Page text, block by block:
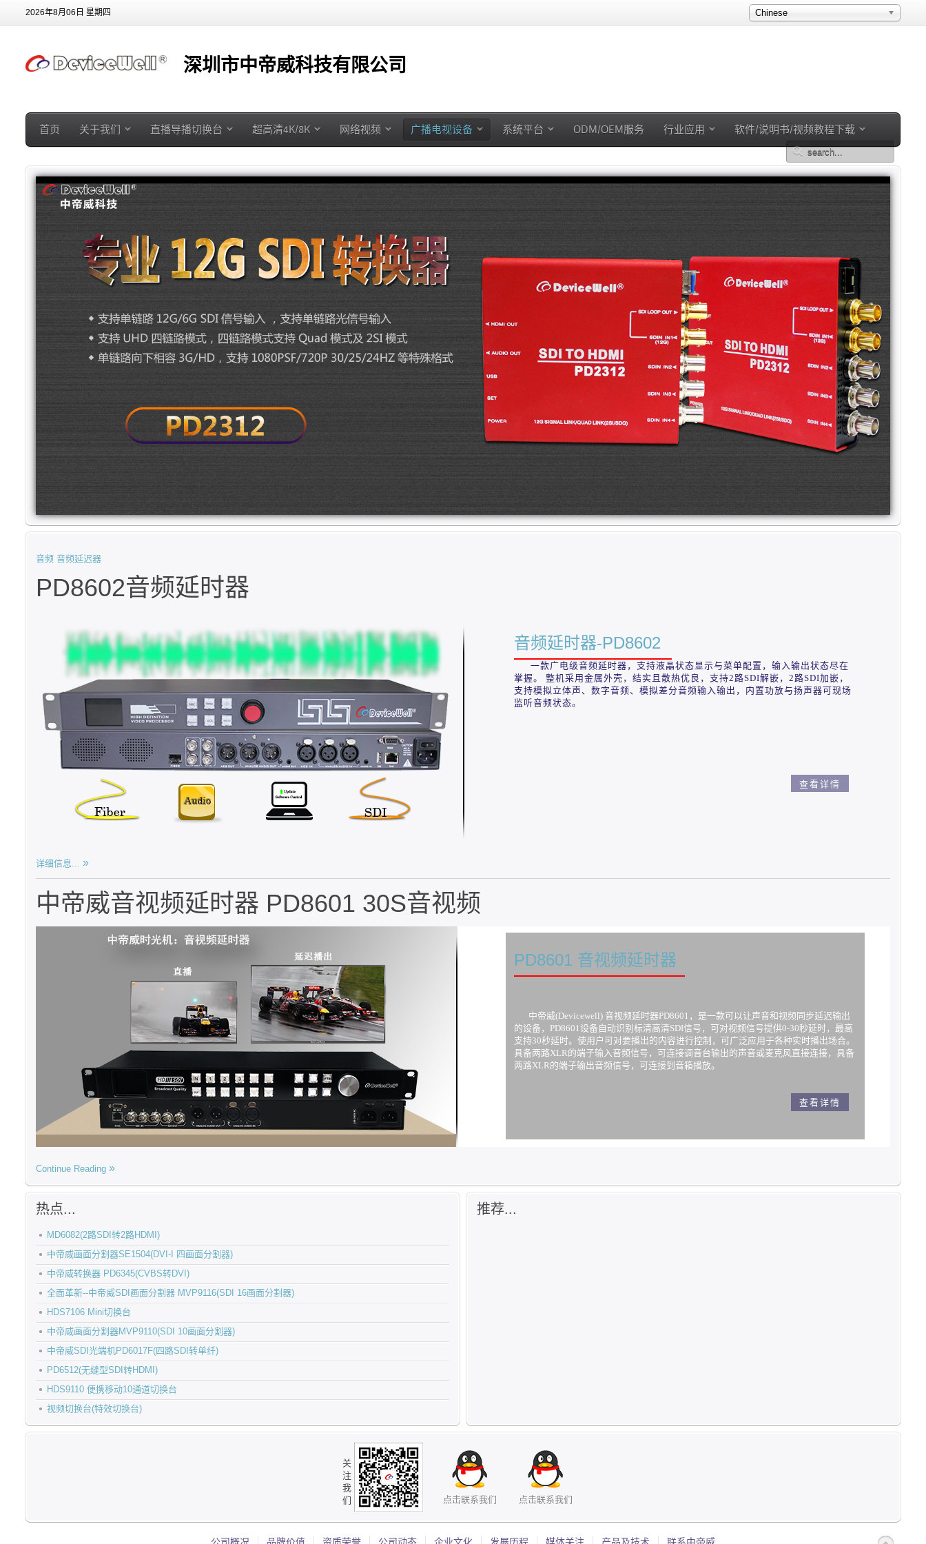
2026年8月06日 星期四 Chinese
深圳市中帝威科技有限公司
首页 关于我们 直播导播切换台 超高清4K/8K 网络视频 广播电视设备 系统平台 ODM/OEM服务 行业应用 软件/说明书/视频教程下载
音频 音频延迟器
PD8602音频延时器
音频延时器-PD8602
一款广电级音频延时器，支持液晶状态显示与菜单配置，输入输出状态尽在
掌握。 整机采用金属外壳，结实且散热优良，支持2路SDI解嵌，2路SDI加嵌，
支持模拟立体声、数字音频、模拟差分音频输入输出，内置功放与扬声器可现场
监听音频状态。
查看详情
详细信息...
中帝威音视频延时器 PD8601 30S音视频
PD8601 音视频延时器
中帝威(Devicewell) 音视频延时器PD8601，是一款可以让声音和视频同步延迟输出
的设备，PD8601设备自动识别标清高清SDI信号，可对视频信号提供0-30秒延时，最高
支持30秒延时。使用户可对要播出的内容进行控制，可广泛应用于各种实时播出场合。
具备两路XLR的端子输入音频信号，可连接调音台输出的声音或麦克风直接连接，具备
两路XLR的端子输出音频信号，可连接到音箱播放。
查看详情
Continue Reading
热点...
MD6082(2路SDI转2路HDMI)
中帝威画面分割器SE1504(DVI-I 四画面分割器)
中帝威转换器 PD6345(CVBS转DVI)
全面革新--中帝威SDI画面分割器 MVP9116(SDI 16画面分割器)
HDS7106 Mini切换台
中帝威画面分割器MVP9110(SDI 10画面分割器)
中帝威SDI光端机PD6017F(四路SDI转单纤)
PD6512(无缝型SDI转HDMI)
HDS9110 便携移动10通道切换台
视频切换台(特效切换台)
推荐...
关
注
我
们
点击联系我们
点击联系我们